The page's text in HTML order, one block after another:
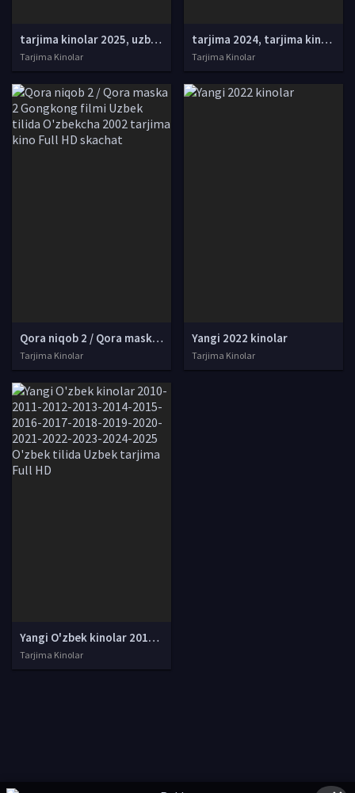
tarjima kinolar 2025, uzbek tarjima kinolar 2025, tarjima kinolar uzbek tilida 2025, tarjima kinolar o zbek 2025, tarjima kinolar o zbek tilida 2025, yangi tarjima kinolar 2025, uzmovi tarjima kinolar 2025, uzmovi com tarjima kinolar 2025, uzbekcha t
Tarjima Kinolar
tarjima 2024, tarjima kinolar 2024, uzbek tarjima 2024, tarjima kinolar tilida tilida 2024, uzbek tilida tarjima 2024, kino tarjima 2024, uzbek tarjima kinolar 2024, tarjima kinolar 2024 uzbek tilida, tarjima kinolar 2024 o zbek, tarjima kinolar 2024
Tarjima Kinolar
Qora niqob 2 / Qora maska 2 Gongkong filmi Uzbek tilida O'zbekcha 2002 tarjima kino Full HD skachat
Tarjima Kinolar
Yangi 2022 kinolar
Tarjima Kinolar
Yangi O'zbek kinolar 2010-2011-2012-2013-2014-2015-2016-2017-2018-2019-2020-2021-2022-2023-2024-2025 O'zbek tilida Uzbek tarjima Full HD
Tarjima Kinolar